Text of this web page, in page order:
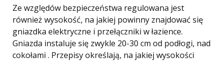
Ze względów bezpieczeństwa regulowana jest
również wysokość, na jakiej powinny znajdować się
gniazdka elektryczne i przełączniki w łazience.
Gniazda instaluje się zwykle 20-30 cm od podłogi, nad
cokołami . Przepisy określają, na jakiej wysokości